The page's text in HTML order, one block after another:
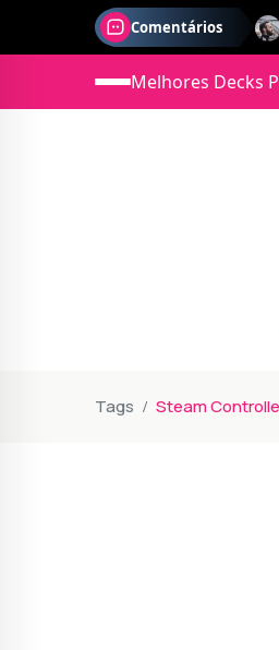
Comentários
Melhores Decks
Tags Steam